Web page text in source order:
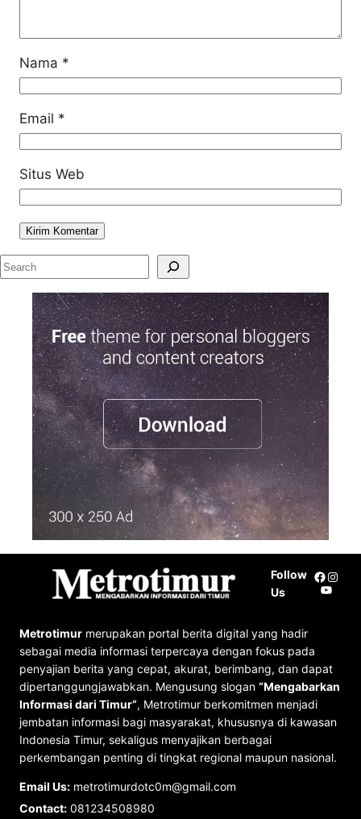
Nama *
Email *
Situs Web
S
Follow
Us
Metrotimur merupakan portal berita digital yang hadir
sebagai media informasi terpercaya dengan fokus pada
penyajian berita yang cepat, akurat, berimbang, dan dapat
dipertanggungjawabkan. Mengusung slogan “Mengabarkan
Informasi dari Timur”, Metrotimur berkomitmen menjadi
jembatan informasi bagi masyarakat, khususnya di kawasan
Indonesia Timur, sekaligus menyajikan berbagai
perkembangan penting di tingkat regional maupun nasional.
Email Us: metrotimurdotc0m@gmail.com
Contact: 081234508980